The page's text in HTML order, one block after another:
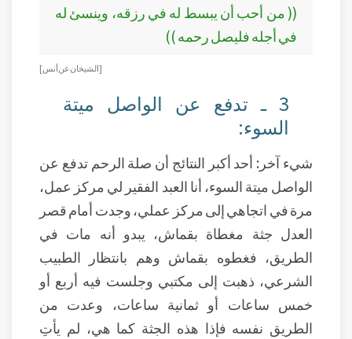
(( من أحب أن يبسط له في رزقه، وينسئ له
في أجله فليصل رحمه ))
[الشيخان عن أنس]
3 ـ تدفع عن الواصل ميتة
السوء:
شيء آخر: أحد أكبر النتائج أن صلة الرحم تدفع عن
الواصل ميتة السوء، أنا العبد الفقير لي مركز عمل،
مرة في اتجاهي إلى مركز عملي، وجدت أمام قصر
العدل جثة مغطاة بقماش، يبدو أنه مات في
الطريق، فغطوه بقماش وهم بانتظار الطبيب
الشرعي، ذهبت إلى مكتبي وجلست فيه أربع أو
خمس ساعات أو ثمانية ساعات، وعدت من
الطريق نفسه فإذا هذه الجثة كما هي، لم يأتِ